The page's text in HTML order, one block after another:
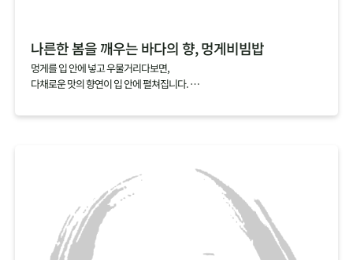
나른한 봄을 깨우는 바다의 향, 멍게비빔밥
멍게를 입 안에 넣고 우물거리다보면,
다채로운 맛의 향연이 입 안에 펼쳐집니다.
짭조름한 맛과 씁쓸한 맛을 지나고 나면,
멍게 특유의 향을 하나도 놓치지 않고 오롯이 느낄 수 있답니다.
싱그러운 봄채소와 바다 향을 가득 품은 멍게로 나른해진 몸과 마음을 깨워보